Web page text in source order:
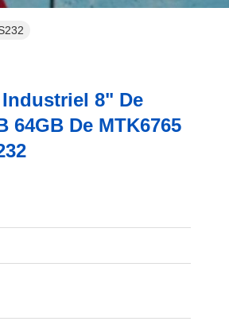
8" De
64GB De MTK6765